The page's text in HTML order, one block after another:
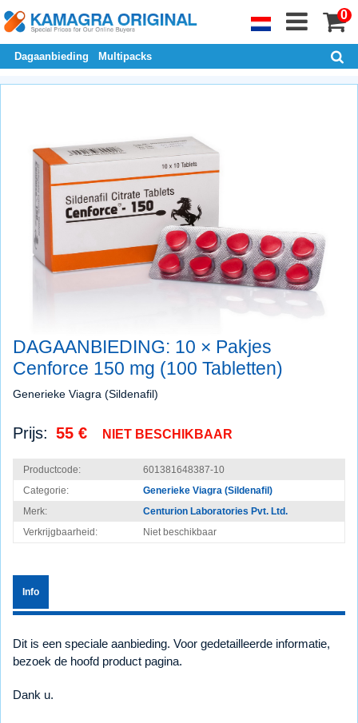
0
Dagaanbieding Multipacks
DAGAANBIEDING: 10 × Pakjes
Cenforce 150 mg (100 Tabletten)
Generieke Viagra (Sildenafil)
Prijs: 55 € NIET BESCHIKBAAR
Productcode:
601381648387-10
Categorie:
Generieke Viagra (Sildenafil)
Merk:
Centurion Laboratories Pvt. Ltd.
Verkrijgbaarheid:
Niet beschikbaar
Info
Dit is een speciale aanbieding. Voor gedetailleerde informatie,
bezoek de hoofd product pagina.
Dank u.